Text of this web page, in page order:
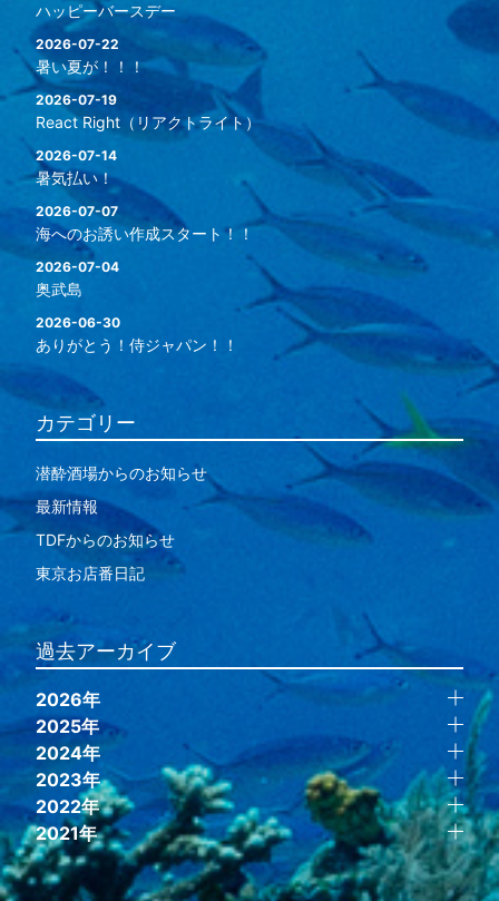
ハッピーバースデー
2026-07-22
暑い夏が！！！
2026-07-19
React Right（リアクトライト）
2026-07-14
暑気払い！
2026-07-07
海へのお誘い作成スタート！！
2026-07-04
奥武島
2026-06-30
ありがとう！侍ジャパン！！
カテゴリー
潜酔酒場からのお知らせ
最新情報
TDFからのお知らせ
東京お店番日記
過去アーカイブ
2026年
2025年
2024年
2023年
2022年
2021年